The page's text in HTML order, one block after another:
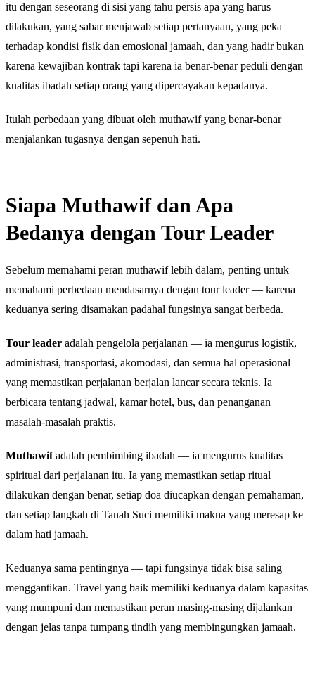
itu dengan seseorang di sisi yang tahu persis apa yang harus
dilakukan, yang sabar menjawab setiap pertanyaan, yang peka
terhadap kondisi fisik dan emosional jamaah, dan yang hadir bukan
karena kewajiban kontrak tapi karena ia benar-benar peduli dengan
kualitas ibadah setiap orang yang dipercayakan kepadanya.
Itulah perbedaan yang dibuat oleh muthawif yang benar-benar
menjalankan tugasnya dengan sepenuh hati.
Siapa Muthawif dan Apa
Bedanya dengan Tour Leader
Sebelum memahami peran muthawif lebih dalam, penting untuk
memahami perbedaan mendasarnya dengan tour leader — karena
keduanya sering disamakan padahal fungsinya sangat berbeda.
Tour leader adalah pengelola perjalanan — ia mengurus logistik,
administrasi, transportasi, akomodasi, dan semua hal operasional
yang memastikan perjalanan berjalan lancar secara teknis. Ia
berbicara tentang jadwal, kamar hotel, bus, dan penanganan
masalah-masalah praktis.
Muthawifadalah pembimbing ibadah — ia mengurus kualitas
spiritual dari perjalanan itu. Ia yang memastikan setiap ritual
dilakukan dengan benar, setiap doa diucapkan dengan pemahaman,
dan setiap langkah di Tanah Suci memiliki makna yang meresap ke
dalam hati jamaah.
Keduanya sama pentingnya — tapi fungsinya tidak bisa saling
menggantikan. Travel yang baik memiliki keduanya dalam kapasitas
yang mumpuni dan memastikan peran masing-masing dijalankan
dengan jelas tanpa tumpang tindih yang membingungkan jamaah.